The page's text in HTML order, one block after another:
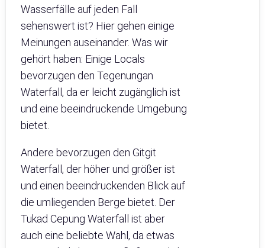
Wasserfälle auf jeden Fall
sehenswert ist? Hier gehen einige
Meinungen auseinander. Was wir
gehört haben: Einige Locals
bevorzugen den Tegenungan
Waterfall, da er leicht zugänglich ist
und eine beeindruckende Umgebung
bietet.
Andere bevorzugen den Gitgit
Waterfall, der höher und größer ist
und einen beeindruckenden Blick auf
die umliegenden Berge bietet. Der
Tukad Cepung Waterfall ist aber
auch eine beliebte Wahl, da etwas